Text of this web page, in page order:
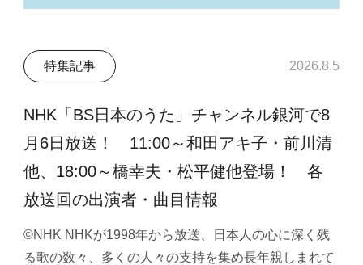
特集記事 2026.8.5
NHK「BS日本のうた」チャンネル銀河で8
月6日放送！ 11:00～和田アキ子・前川清
他、18:00～橋幸夫・松平健他登場！ 各
放送回の出演者・曲目情報
©NHK NHKが1998年から放送、日本人の心に深く残
る歌の数々、多くの人々の支持を集め長年親しまれて